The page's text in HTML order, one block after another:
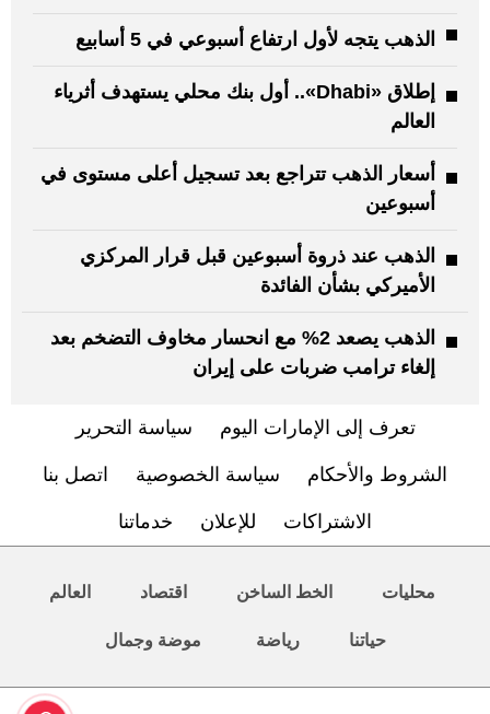
الذهب يتجه لأول ارتفاع أسبوعي في 5 أسابيع
إطلاق «Dhabi».. أول بنك محلي يستهدف أثرياء
العالم
أسعار الذهب تتراجع بعد تسجيل أعلى مستوى في
أسبوعين
الذهب عند ذروة أسبوعين قبل قرار المركزي
الأميركي بشأن الفائدة
الذهب يصعد 2% مع انحسار مخاوف التضخم بعد
إلغاء ترامب ضربات على إيران
تعرف إلى الإمارات اليوم سياسة التحرير
الشروط والأحكام سياسة الخصوصية اتصل بنا
الاشتراكات للإعلان خدماتنا
محليات الخط الساخن اقتصاد العالم
حياتنا رياضة موضة وجمال